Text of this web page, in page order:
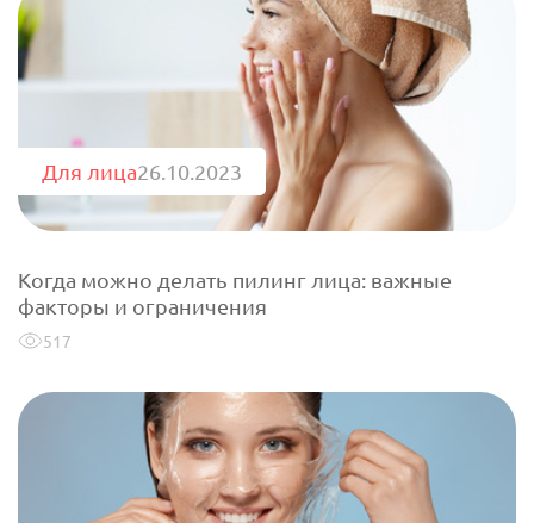
Для лица26.10.2023
Когда можно делать пилинг лица: важные
факторы и ограничения
517